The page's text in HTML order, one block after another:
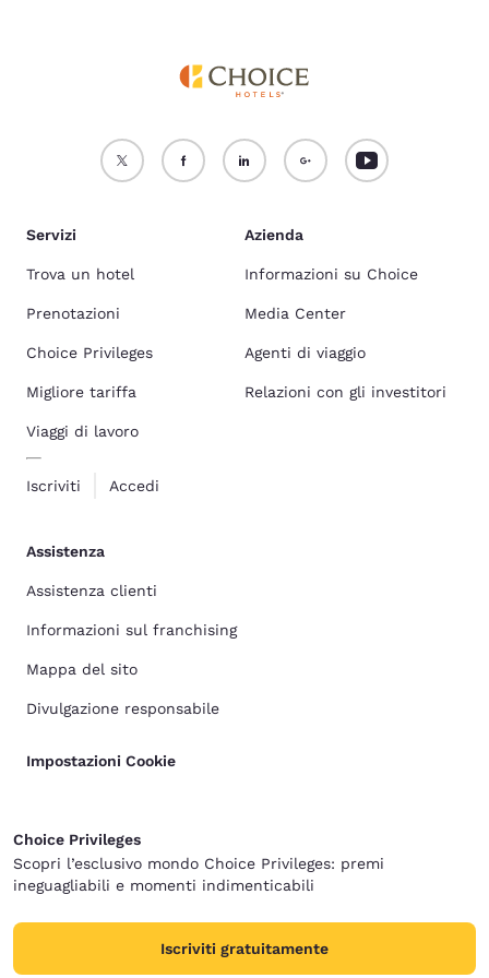
Servizi
Trova un hotel
Prenotazioni
Choice Privileges
Migliore tariffa
Viaggi di lavoro
Iscriviti Accedi
Azienda
Informazioni su Choice
Media Center
Agenti di viaggio
Relazioni con gli investitori
Assistenza
Assistenza clienti
Informazioni sul franchising
Mappa del sito
Divulgazione responsabile
Impostazioni Cookie
Choice Privileges
Scopri l’esclusivo mondo Choice Privileges: premi
ineguagliabili e momenti indimenticabili
Iscriviti gratuitamente